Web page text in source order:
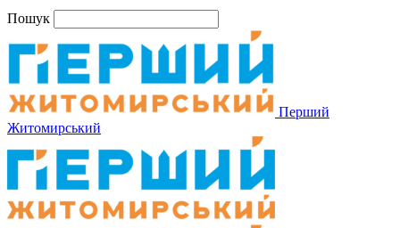
Пошук
Перший
Житомирський